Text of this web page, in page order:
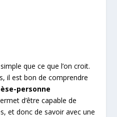
que ce que l’on croit.
il est bon de comprendre
personne
d’être capable de
et donc de savoir avec une